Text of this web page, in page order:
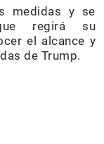
medidas y se
regirá su
el alcance y
de Trump.